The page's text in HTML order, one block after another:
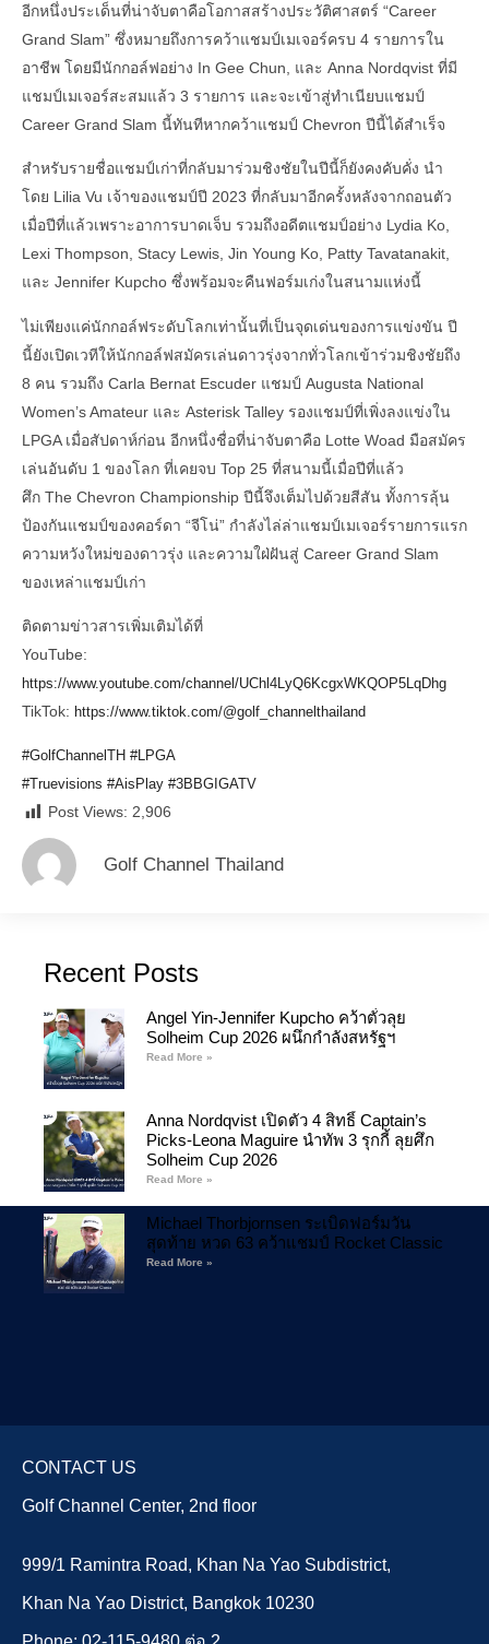
อีกหนึ่งประเด็นที่น่าจับตาคือโอกาสสร้างประวัติศาสตร์ “Career
Grand Slam” ซึ่งหมายถึงการคว้าแชมป์เมเจอร์ครบ 4 รายการใน
อาชีพ โดยมีนักกอล์ฟอย่าง In Gee Chun, และ Anna Nordqvist ที่มี
แชมป์เมเจอร์สะสมแล้ว 3 รายการ และจะเข้าสู่ทำเนียบแชมป์
Career Grand Slam นี้ทันทีหากคว้าแชมป์ Chevron ปีนี้ได้สำเร็จ
สำหรับรายชื่อแชมป์เก่าที่กลับมาร่วมชิงชัยในปีนี้ก็ยังคงคับคั่ง นำ
โดย Lilia Vu เจ้าของแชมป์ปี 2023 ที่กลับมาอีกครั้งหลังจากถอนตัว
เมื่อปีที่แล้วเพราะอาการบาดเจ็บ รวมถึงอดีตแชมป์อย่าง Lydia Ko,
Lexi Thompson, Stacy Lewis, Jin Young Ko, Patty Tavatanakit,
และ Jennifer Kupcho ซึ่งพร้อมจะคืนฟอร์มเก่งในสนามแห่งนี้
ไม่เพียงแค่นักกอล์ฟระดับโลกเท่านั้นที่เป็นจุดเด่นของการแข่งขัน ปี
นี้ยังเปิดเวทีให้นักกอล์ฟสมัครเล่นดาวรุ่งจากทั่วโลกเข้าร่วมชิงชัยถึง
8 คน รวมถึง Carla Bernat Escuder แชมป์ Augusta National
Women’s Amateur และ Asterisk Talley รองแชมป์ที่เพิ่งลงแข่งใน
LPGA เมื่อสัปดาห์ก่อน อีกหนึ่งชื่อที่น่าจับตาคือ Lotte Woad มือสมัคร
เล่นอันดับ 1 ของโลก ที่เคยจบ Top 25 ที่สนามนี้เมื่อปีที่แล้ว
ศึก The Chevron Championship ปีนี้จึงเต็มไปด้วยสีสัน ทั้งการลุ้น
ป้องกันแชมป์ของคอร์ดา “จีโน่” กำลังไล่ล่าแชมป์เมเจอร์รายการแรก
ความหวังใหม่ของดาวรุ่ง และความใฝ่ฝันสู่ Career Grand Slam
ของเหล่าแชมป์เก่า
ติดตามข่าวสารเพิ่มเติมได้ที่
YouTube:
https://www.youtube.com/channel/UChl4LyQ6KcgxWKQOP5LqDhg
TikTok: https://www.tiktok.com/@golf_channelthailand
#GolfChannelTH #LPGA
#Truevisions #AisPlay #3BBGIGATV
Post Views: 2,906
Golf Channel Thailand
Recent Posts
Angel Yin-Jennifer Kupcho คว้าตั๋วลุย
Solheim Cup 2026 ผนึกกำลังสหรัฐฯ
Read More »
Anna Nordqvist เปิดตัว 4 สิทธิ์ Captain’s
Picks-Leona Maguire นำทัพ 3 รุกกี้ ลุยศึก
Solheim Cup 2026
Read More »
Michael Thorbjornsen ระเบิดฟอร์มวัน
สุดท้าย หวด 63 คว้าแชมป์ Rocket Classic
Read More »
CONTACT US
Golf Channel Center, 2nd floor
999/1 Ramintra Road, Khan Na Yao Subdistrict,
Khan Na Yao District, Bangkok 10230